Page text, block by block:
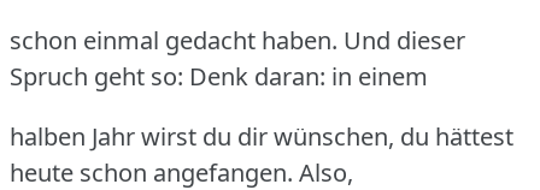
schon einmal gedacht haben. Und dieser
Spruch geht so: Denk daran: in einem
halben Jahr wirst du dir wünschen, du hättest
heute schon angefangen. Also,